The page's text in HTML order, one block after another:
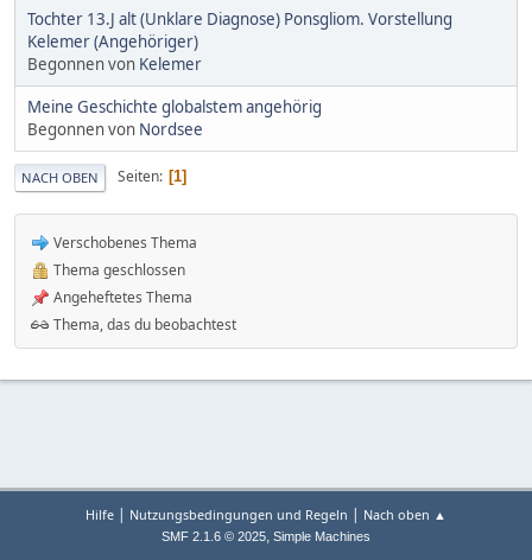
Tochter 13.J alt (Unklare Diagnose) Ponsgliom. Vorstellung
Kelemer (Angehöriger)
Begonnen von Kelemer
Meine Geschichte globalstem angehörig
Begonnen von Nordsee
NACH OBEN Seiten 1
Verschobenes Thema
Thema geschlossen
Angeheftetes Thema
Thema, das du beobachtest
Hilfe | Nutzungsbedingungen und Regeln | Nach oben ▲
SMF 2.1.6 © 2025, Simple Machines